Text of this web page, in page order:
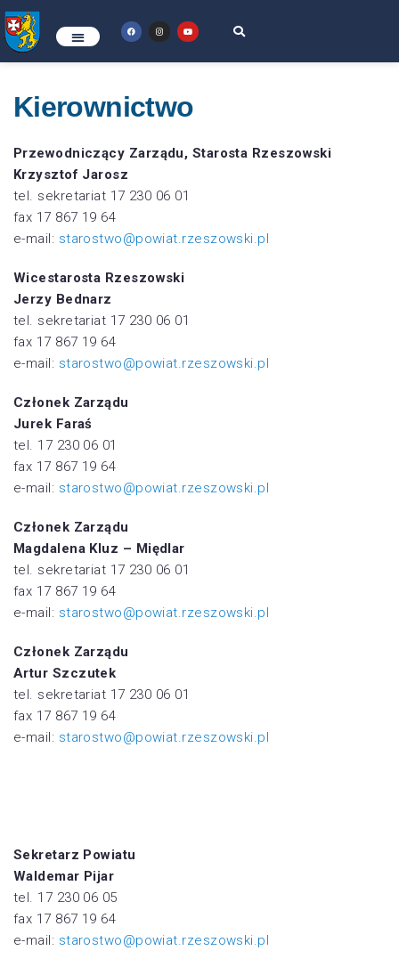
Kierownictwo
Przewodniczący Zarządu, Starosta Rzeszowski
Krzysztof Jarosz
tel. sekretariat 17 230 06 01
fax 17 867 19 64
e-mail: starostwo@powiat.rzeszowski.pl
Wicestarosta Rzeszowski
Jerzy Bednarz
tel. sekretariat 17 230 06 01
fax 17 867 19 64
e-mail: starostwo@powiat.rzeszowski.pl
Członek Zarządu
Jurek Faraś
tel. 17 230 06 01
fax 17 867 19 64
e-mail: starostwo@powiat.rzeszowski.pl
Członek Zarządu
Magdalena Kluz – Międlar
tel. sekretariat 17 230 06 01
fax 17 867 19 64
e-mail: starostwo@powiat.rzeszowski.pl
Członek Zarządu
Artur Szczutek
tel. sekretariat 17 230 06 01
fax 17 867 19 64
e-mail: starostwo@powiat.rzeszowski.pl
Sekretarz Powiatu
Waldemar Pijar
tel. 17 230 06 05
fax 17 867 19 64
e-mail: starostwo@powiat.rzeszowski.pl